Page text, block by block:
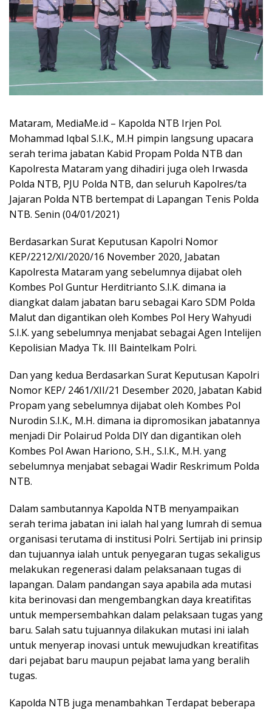
Mataram, MediaMe.id – Kapolda NTB Irjen Pol.
Mohammad Iqbal S.I.K., M.H pimpin langsung upacara
serah terima jabatan Kabid Propam Polda NTB dan
Kapolresta Mataram yang dihadiri juga oleh Irwasda
Polda NTB, PJU Polda NTB, dan seluruh Kapolres/ta
Jajaran Polda NTB bertempat di Lapangan Tenis Polda
NTB. Senin (04/01/2021)
Berdasarkan Surat Keputusan Kapolri Nomor
KEP/2212/XI/2020/16 November 2020, Jabatan
Kapolresta Mataram yang sebelumnya dijabat oleh
Kombes Pol Guntur Herditrianto S.I.K. dimana ia
diangkat dalam jabatan baru sebagai Karo SDM Polda
Malut dan digantikan oleh Kombes Pol Hery Wahyudi
S.I.K. yang sebelumnya menjabat sebagai Agen Intelijen
Kepolisian Madya Tk. III Baintelkam Polri.
Dan yang kedua Berdasarkan Surat Keputusan Kapolri
Nomor KEP/ 2461/XII/21 Desember 2020, Jabatan Kabid
Propam yang sebelumnya dijabat oleh Kombes Pol
Nurodin S.I.K., M.H. dimana ia dipromosikan jabatannya
menjadi Dir Polairud Polda DIY dan digantikan oleh
Kombes Pol Awan Hariono, S.H., S.I.K., M.H. yang
sebelumnya menjabat sebagai Wadir Reskrimum Polda
NTB.
Dalam sambutannya Kapolda NTB menyampaikan
serah terima jabatan ini ialah hal yang lumrah di semua
organisasi terutama di institusi Polri. Sertijab ini prinsip
dan tujuannya ialah untuk penyegaran tugas sekaligus
melakukan regenerasi dalam pelaksanaan tugas di
lapangan. Dalam pandangan saya apabila ada mutasi
kita berinovasi dan mengembangkan daya kreatifitas
untuk mempersembahkan dalam pelaksaan tugas yang
baru. Salah satu tujuannya dilakukan mutasi ini ialah
untuk menyerap inovasi untuk mewujudkan kreatifitas
dari pejabat baru maupun pejabat lama yang beralih
tugas.
Kapolda NTB juga menambahkan Terdapat beberapa